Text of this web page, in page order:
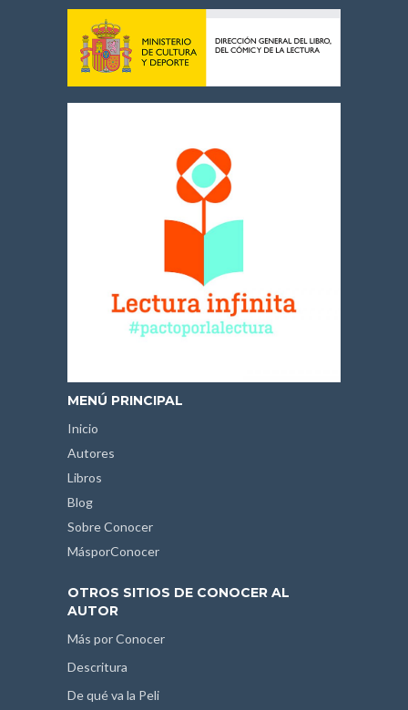
MENÚ PRINCIPAL
Inicio
Autores
Libros
Blog
Sobre Conocer
MásporConocer
OTROS SITIOS DE CONOCER AL
AUTOR
Más por Conocer
Descritura
De qué va la Peli